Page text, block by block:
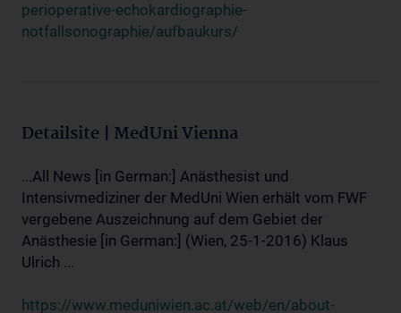
perioperative-echokardiographie-
notfallsonographie/aufbaukurs/
Detailsite | MedUni Vienna
...All News [in German:] Anästhesist und
Intensivmediziner der MedUni Wien erhält vom FWF
vergebene Auszeichnung auf dem Gebiet der
Anästhesie [in German:] (Wien, 25-1-2016) Klaus
Ulrich ...
https://www.meduniwien.ac.at/web/en/about-